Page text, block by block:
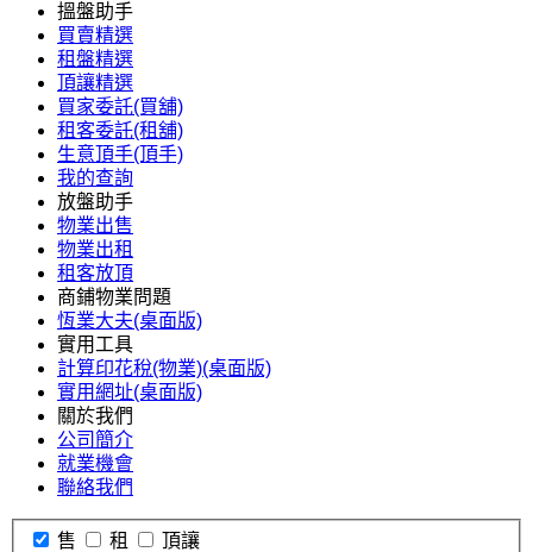
搵盤助手
買賣精選
租盤精選
頂讓精選
買家委託(買舖)
租客委託(租舖)
生意頂手(頂手)
我的查詢
放盤助手
物業出售
物業出租
租客放頂
商鋪物業問題
恆業大夫(桌面版)
實用工具
計算印花稅(物業)(桌面版)
實用網址(桌面版)
關於我們
公司簡介
就業機會
聯絡我們
售 租 頂讓